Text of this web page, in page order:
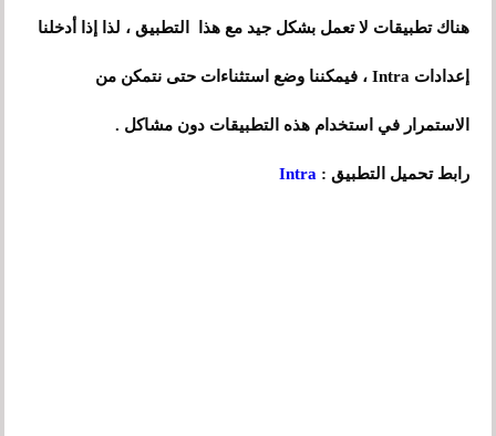
هناك تطبيقات لا تعمل بشكل جيد مع هذا التطبيق ، لذا إذا أدخلنا
إعدادات Intra ، فيمكننا وضع استثناءات حتى نتمكن من
الاستمرار في استخدام هذه التطبيقات دون مشاكل .
رابط تحميل التطبيق : Intra